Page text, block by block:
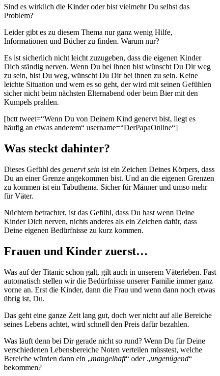
Sind es wirklich die Kinder oder bist vielmehr Du selbst das
Problem?
Leider gibt es zu diesem Thema nur ganz wenig Hilfe,
Informationen und Bücher zu finden. Warum nur?
Es ist sicherlich nicht leicht zuzugeben, dass die eigenen Kinder
Dich ständig nerven. Wenn Du bei ihnen bist wünscht Du Dir weg
zu sein, bist Du weg, wünscht Du Dir bei ihnen zu sein. Keine
leichte Situation und wem es so geht, der wird mit seinen Gefühlen
sicher nicht beim nächsten Elternabend oder beim Bier mit den
Kumpels prahlen.
[bctt tweet=“Wenn Du von Deinem Kind genervt bist, liegt es
häufig an etwas anderem“ username=“DerPapaOnline“]
Was steckt dahinter?
Dieses Gefühl des genervt sein ist ein Zeichen Deines Körpers, dass
Du an einer Grenze angekommen bist. Und an die eigenen Grenzen
zu kommen ist ein Tabuthema. Sicher für Männer und umso mehr
für Väter.
Nüchtern betrachtet, ist das Gefühl, dass Du hast wenn Deine
Kinder Dich nerven, nichts anderes als ein Zeichen dafür, dass
Deine eigenen Bedürfnisse zu kurz kommen.
Frauen und Kinder zuerst…
Was auf der Titanic schon galt, gilt auch in unserem Väterleben. Fast
automatisch stellen wir die Bedürfnisse unserer Familie immer ganz
vorne an. Erst die Kinder, dann die Frau und wenn dann noch etwas
übrig ist, Du.
Das geht eine ganze Zeit lang gut, doch wer nicht auf alle Bereiche
seines Lebens achtet, wird schnell den Preis dafür bezahlen.
Was läuft denn bei Dir gerade nicht so rund? Wenn Du für Deine
verschiedenen Lebensbereiche Noten verteilen müsstest, welche
Bereiche würden dann ein „mangelhaft“ oder „ungenügend“
bekommen?